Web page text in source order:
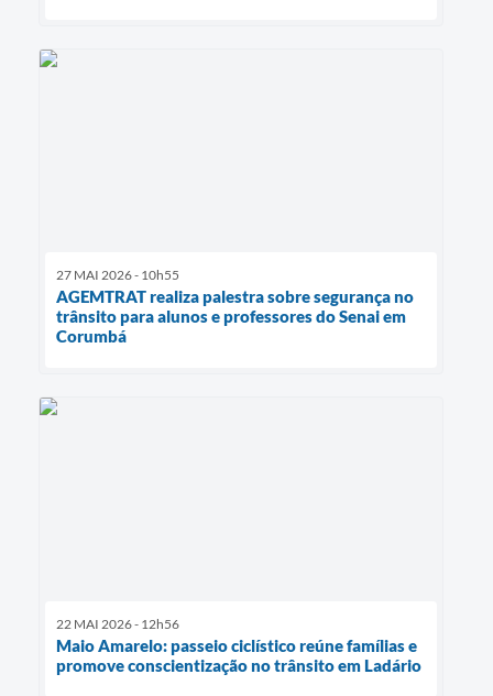
27 MAI 2026 - 10h55
AGEMTRAT realiza palestra sobre segurança no
trânsito para alunos e professores do Senai em
Corumbá
22 MAI 2026 - 12h56
Maio Amarelo: passeio ciclístico reúne famílias e
promove conscientização no trânsito em Ladário